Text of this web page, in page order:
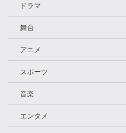
ドラマ
舞台
アニメ
スポーツ
音楽
エンタメ